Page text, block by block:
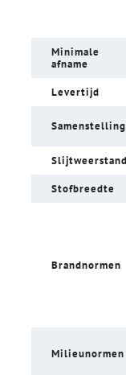
Minimale
afname
Levertijd
Samenstelling
Slijtweerstand
Stofbreedte
Brandnormen
Milieunormen